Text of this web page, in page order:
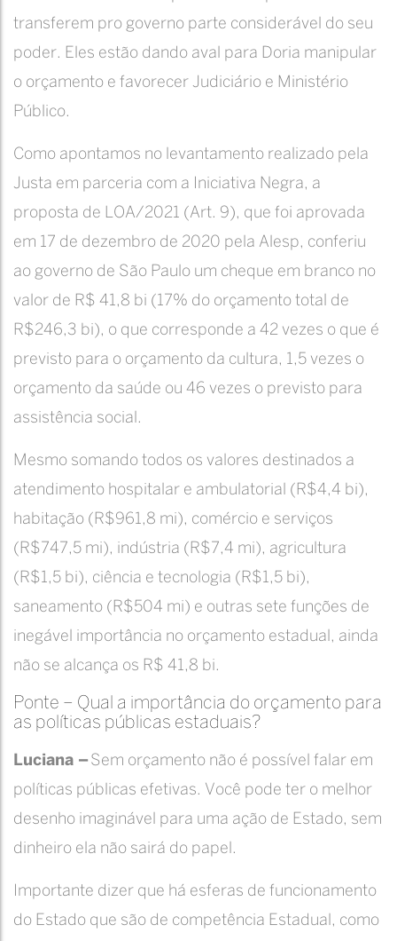
transferem pro governo parte considerável do seu
poder. Eles estão dando aval para Doria manipular
o orçamento e favorecer Judiciário e Ministério
Público.
Como apontamos no levantamento realizado pela
Justa em parceria com a Iniciativa Negra, a
proposta de LOA/2021 (Art. 9), que foi aprovada
em 17 de dezembro de 2020 pela Alesp, conferiu
ao governo de São Paulo um cheque em branco no
valor de R$ 41,8 bi (17% do orçamento total de
R$246,3 bi), o que corresponde a 42 vezes o que é
previsto para o orçamento da cultura, 1,5 vezes o
orçamento da saúde ou 46 vezes o previsto para
assistência social.
Mesmo somando todos os valores destinados a
atendimento hospitalar e ambulatorial (R$4,4 bi),
habitação (R$961,8 mi), comércio e serviços
(R$747,5 mi), indústria (R$7,4 mi), agricultura
(R$1,5 bi), ciência e tecnologia (R$1,5 bi),
saneamento (R$504 mi) e outras sete funções de
inegável importância no orçamento estadual, ainda
não se alcança os R$ 41,8 bi.
Ponte – Qual a importância do orçamento para
as políticas públicas estaduais?
Luciana –Sem orçamento não é possível falar em
políticas públicas efetivas. Você pode ter o melhor
desenho imaginável para uma ação de Estado, sem
dinheiro ela não sairá do papel.
Importante dizer que há esferas de funcionamento
do Estado que são de competência Estadual, como